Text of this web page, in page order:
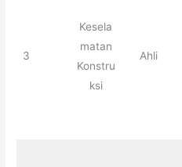
3
Kesela
matan
Konstru
ksi
Ahli